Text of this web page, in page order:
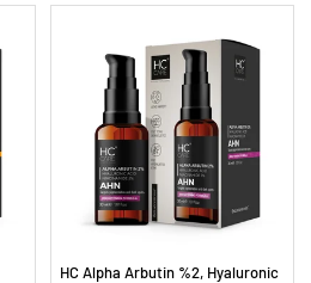
HC Alpha Arbutin %2, Hyaluronic